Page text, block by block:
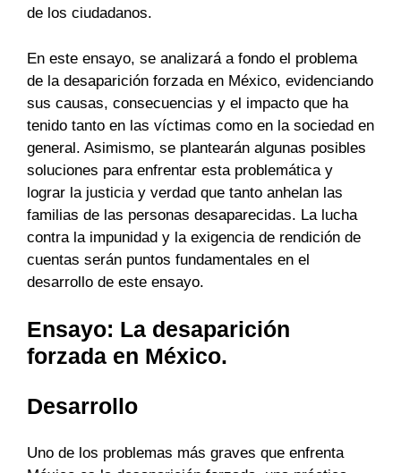
de los ciudadanos.
En este ensayo, se analizará a fondo el problema
de la desaparición forzada en México, evidenciando
sus causas, consecuencias y el impacto que ha
tenido tanto en las víctimas como en la sociedad en
general. Asimismo, se plantearán algunas posibles
soluciones para enfrentar esta problemática y
lograr la justicia y verdad que tanto anhelan las
familias de las personas desaparecidas. La lucha
contra la impunidad y la exigencia de rendición de
cuentas serán puntos fundamentales en el
desarrollo de este ensayo.
Ensayo: La desaparición
forzada en México.
Desarrollo
Uno de los problemas más graves que enfrenta